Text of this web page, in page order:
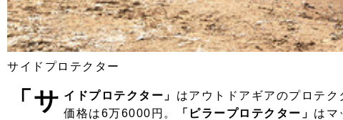
サイドプロテクター
「サ イドプロテクター」 はアウトドアギアのプロテ
価格は6万6000円。
「ピラープロテクター」 はマ